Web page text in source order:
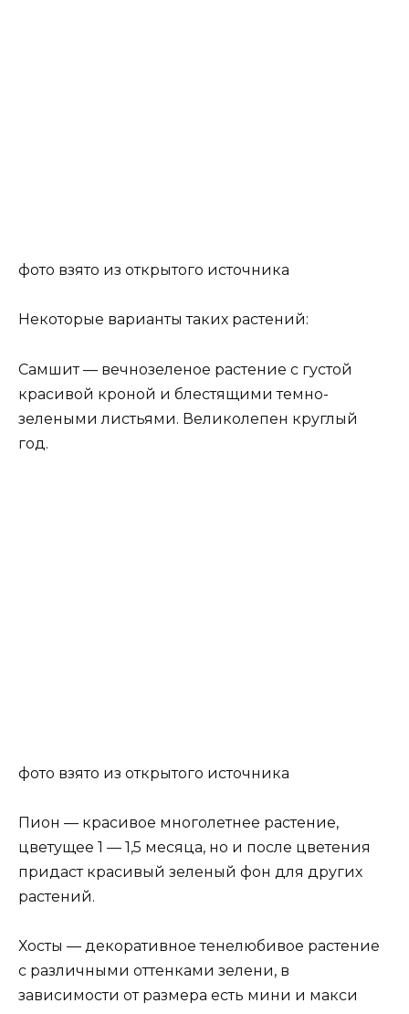
фото взято из открытого источника
Некоторые варианты таких растений:
Самшит — вечнозеленое растение с густой
красивой кроной и блестящими темно-
зелеными листьями. Великолепен круглый
год.
фото взято из открытого источника
Пион — красивое многолетнее растение,
цветущее 1 — 1,5 месяца, но и после цветения
придаст красивый зеленый фон для других
растений.
Хосты — декоративное тенелюбивое растение
с различными оттенками зелени, в
зависимости от размера есть мини и макси